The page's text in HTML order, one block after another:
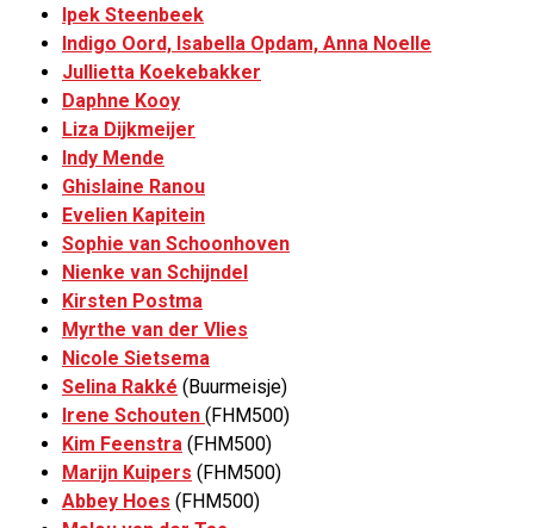
Ipek Steenbeek
Indigo Oord, Isabella Opdam, Anna Noelle
Jullietta Koekebakker
Daphne Kooy
Liza Dijkmeijer
Indy Mende
Ghislaine Ranou
Evelien Kapitein
Sophie van Schoonhoven
Nienke van Schijndel
Kirsten Postma
Myrthe van der Vlies
Nicole Sietsema
Selina Rakké (Buurmeisje)
Irene Schouten (FHM500)
Kim Feenstra (FHM500)
Marijn Kuipers (FHM500)
Abbey Hoes (FHM500)